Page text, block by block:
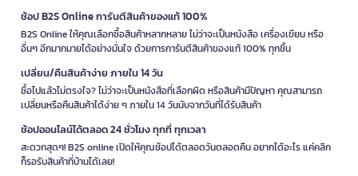
ช้อป B2S Online การันตีสินค้าของแท้ 100%
B2S Online ให้คุณเลือกซื้อสินค้าหลากหลาย ไม่ว่าจะเป็นหนังสือ เครื่องเขียน หรือ
อื่นๆ อีกมากมายได้อย่างมั่นใจ ด้วยการการันตีสินค้าของแท้ 100% ทุกชิ้น
เปลี่ยน/คืนสินค้าง่าย ภายใน 14 วัน
ซื้อไปแล้วไม่ตรงใจ? ไม่ว่าจะเป็นหนังสือที่เลือกผิด หรือสินค้ามีปัญหา คุณสามารถ
เปลี่ยนหรือคืนสินค้าได้ง่าย ๆ ภายใน 14 วันนับจากวันที่ได้รับสินค้า
ช้อปออนไลน์ได้ตลอด 24 ชั่วโมง ทุกที่ ทุกเวลา
สะดวกสุดๆ! B2S online เปิดให้คุณช้อปได้ตลอดวันตลอดคืน อยากได้อะไร แค่คลิก
ก็รอรับสินค้าที่บ้านได้เลย!